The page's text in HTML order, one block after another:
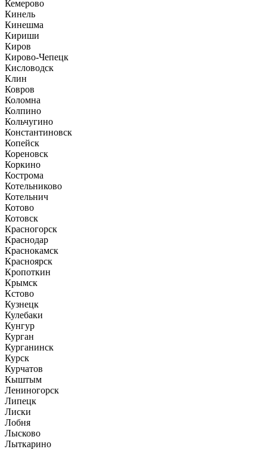
Кемерово
Кинель
Кинешма
Кириши
Киров
Кирово-Чепецк
Кисловодск
Клин
Ковров
Коломна
Колпино
Кольчугино
Константиновск
Копейск
Кореновск
Коркино
Кострома
Котельниково
Котельнич
Котово
Котовск
Красногорск
Краснодар
Краснокамск
Красноярск
Кропоткин
Крымск
Кстово
Кузнецк
Кулебаки
Кунгур
Курган
Курганинск
Курск
Курчатов
Кыштым
Лениногорск
Липецк
Лиски
Лобня
Лысково
Лыткарино